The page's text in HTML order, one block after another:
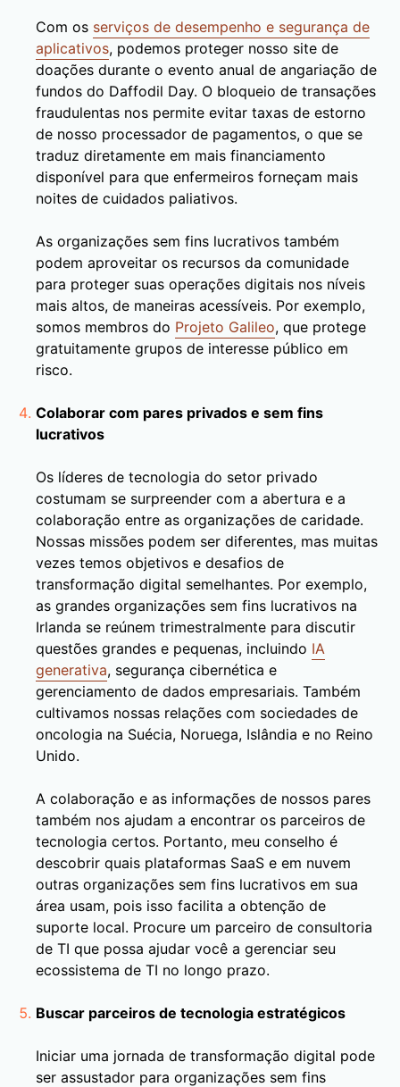
Com os serviços de desempenho e segurança de
aplicativos, podemos proteger nosso site de
doações durante o evento anual de angariação de
fundos do Daffodil Day. O bloqueio de transações
fraudulentas nos permite evitar taxas de estorno
de nosso processador de pagamentos, o que se
traduz diretamente em mais financiamento
disponível para que enfermeiros forneçam mais
noites de cuidados paliativos.
As organizações sem fins lucrativos também
podem aproveitar os recursos da comunidade
para proteger suas operações digitais nos níveis
mais altos, de maneiras acessíveis. Por exemplo,
somos membros do Projeto Galileo, que protege
gratuitamente grupos de interesse público em
risco.
Colaborar com pares privados e sem fins
lucrativos
Os líderes de tecnologia do setor privado
costumam se surpreender com a abertura e a
colaboração entre as organizações de caridade.
Nossas missões podem ser diferentes, mas muitas
vezes temos objetivos e desafios de
transformação digital semelhantes. Por exemplo,
as grandes organizações sem fins lucrativos na
Irlanda se reúnem trimestralmente para discutir
questões grandes e pequenas, incluindo IA
generativa, segurança cibernética e
gerenciamento de dados empresariais. Também
cultivamos nossas relações com sociedades de
oncologia na Suécia, Noruega, Islândia e no Reino
Unido.
A colaboração e as informações de nossos pares
também nos ajudam a encontrar os parceiros de
tecnologia certos. Portanto, meu conselho é
descobrir quais plataformas SaaS e em nuvem
outras organizações sem fins lucrativos em sua
área usam, pois isso facilita a obtenção de
suporte local. Procure um parceiro de consultoria
de TI que possa ajudar você a gerenciar seu
ecossistema de TI no longo prazo.
Buscar parceiros de tecnologia estratégicos
Iniciar uma jornada de transformação digital pode
ser assustador para organizações sem fins